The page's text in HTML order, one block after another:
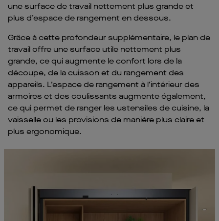
une surface de travail nettement plus grande et
plus d’espace de rangement en dessous.
Grâce à cette profondeur supplémentaire, le plan de
travail offre une surface utile nettement plus
grande, ce qui augmente le confort lors de la
découpe, de la cuisson et du rangement des
appareils. L’espace de rangement à l’intérieur des
armoires et des coulissants augmente également,
ce qui permet de ranger les ustensiles de cuisine, la
vaisselle ou les provisions de manière plus claire et
plus ergonomique.